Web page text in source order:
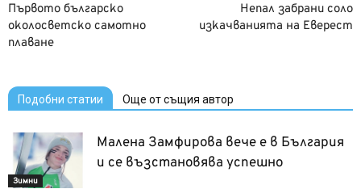
Първото българско
околосветско самотно
плаване
Непал забрани соло
изкачванията на Еверест
Подобни статии Още от същия автор
Зимни
Малена Замфирова вече е в България
и се възстановява успешно